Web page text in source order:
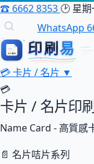
☎ 6662 8353 🕑 星
WhatsApp
印刷易
印刷易
💳卡片 / 名片 ▼
💳
卡片 / 名片印
Name Card - 高質感
📄 名片咭片系列